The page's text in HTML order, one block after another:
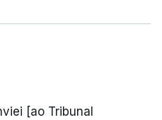
[ao Tribunal